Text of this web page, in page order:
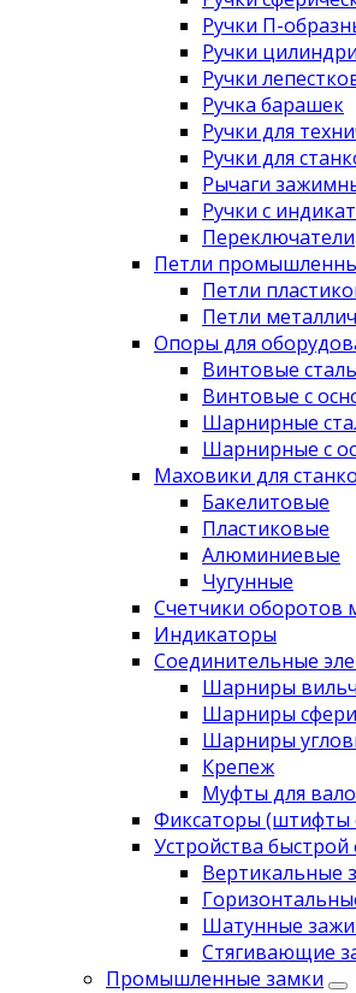
Ручки П-
Ручки
Ручки
Ручка барашек
Ручки для
Ручки для
Рычаги
Ручки с
Переключатели
Петли
Петли
Петли
Опоры для
Винтовые
Винтовые с
Шарнирные
Шарнирные с
Маховики для
Бакелитовые
Пластиковые
Алюминиевые
Чугунные
Счетчики оборотов
Индикаторы
Соединительные
Шарниры
Шарниры
Шарниры
Крепеж
Муфты для
Фиксаторы (штифты
Устройства
Вертикальные
Шатунные
Стягивающие
Промышленные замки